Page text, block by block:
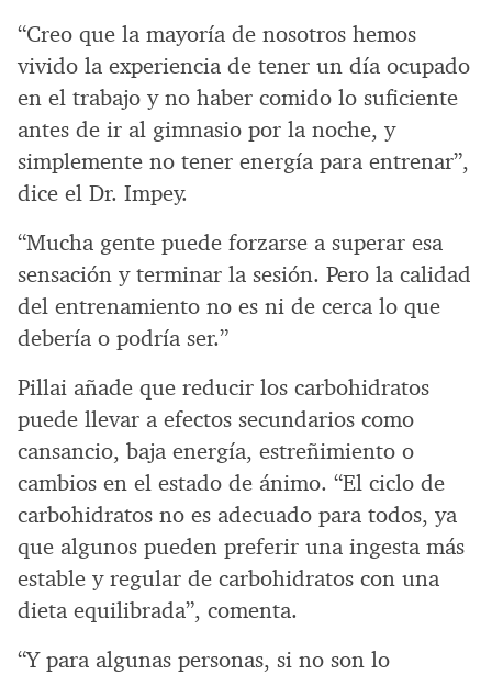
“Creo que la mayoría de nosotros hemos
vivido la experiencia de tener un día ocupado
en el trabajo y no haber comido lo suficiente
antes de ir al gimnasio por la noche, y
simplemente no tener energía para entrenar”,
dice el Dr. Impey.
“Mucha gente puede forzarse a superar esa
sensación y terminar la sesión. Pero la calidad
del entrenamiento no es ni de cerca lo que
debería o podría ser.”
Pillai añade que reducir los carbohidratos
puede llevar a efectos secundarios como
cansancio, baja energía, estreñimiento o
cambios en el estado de ánimo. “El ciclo de
carbohidratos no es adecuado para todos, ya
que algunos pueden preferir una ingesta más
estable y regular de carbohidratos con una
dieta equilibrada”, comenta.
“Y para algunas personas, si no son lo